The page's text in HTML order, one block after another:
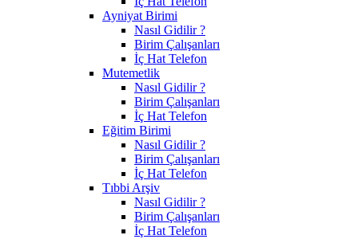
Ayniyat Birimi
Nasıl Gidilir ?
Birim Çalışanları
İç Hat Telefon
Mutemetlik
Nasıl Gidilir ?
Birim Çalışanları
İç Hat Telefon
Eğitim Birimi
Nasıl Gidilir ?
Birim Çalışanları
İç Hat Telefon
Tıbbi Arşiv
Nasıl Gidilir ?
Birim Çalışanları
İç Hat Telefon